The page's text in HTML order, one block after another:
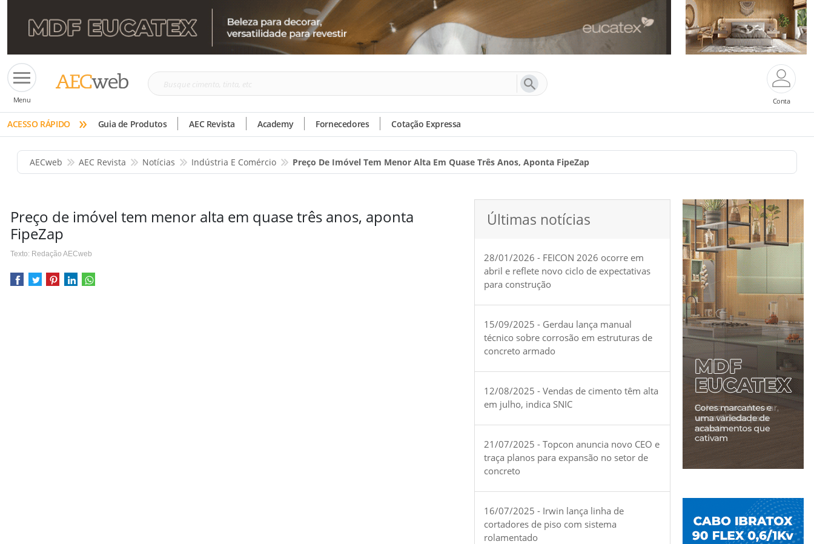
Menu
Busque
tinta,
etc
Conta
ACESSO RÁPIDO » Guia de Produtos AEC Revista Academy Fornecedores Cotação Expressa
AECweb AEC Revista Notícias Indústria E Comércio Preço De Imóvel Tem Menor Alta Em Quase Três Anos, Aponta FipeZap
Preço de imóvel tem menor alta em quase três anos, aponta
FipeZap
Texto: Redação AECweb
Últimas notícias
28/01/2026 - FEICON 2026 ocorre em
abril e reflete novo ciclo de expectativas
para construção
15/09/2025 - Gerdau lança manual
técnico sobre corrosão em estruturas de
concreto armado
12/08/2025 - Vendas de cimento têm alta
em julho, indica SNIC
21/07/2025 - Topcon anuncia novo CEO e
traça planos para expansão no setor de
concreto
16/07/2025 - Irwin lança linha de
cortadores de piso com sistema
rolamentado